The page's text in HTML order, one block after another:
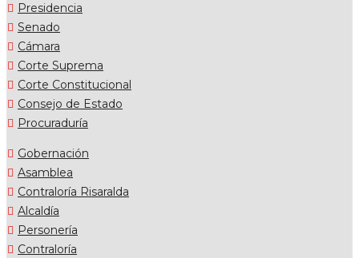
Presidencia
Senado
Cámara
Corte Suprema
Corte Constitucional
Consejo de Estado
Procuraduría
Gobernación
Asamblea
Contraloría Risaralda
Alcaldía
Personería
Contraloría